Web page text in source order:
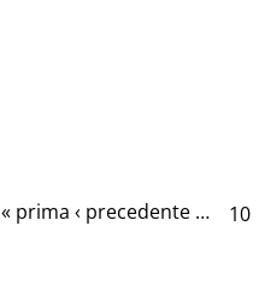
« prima ‹ precedente … 10